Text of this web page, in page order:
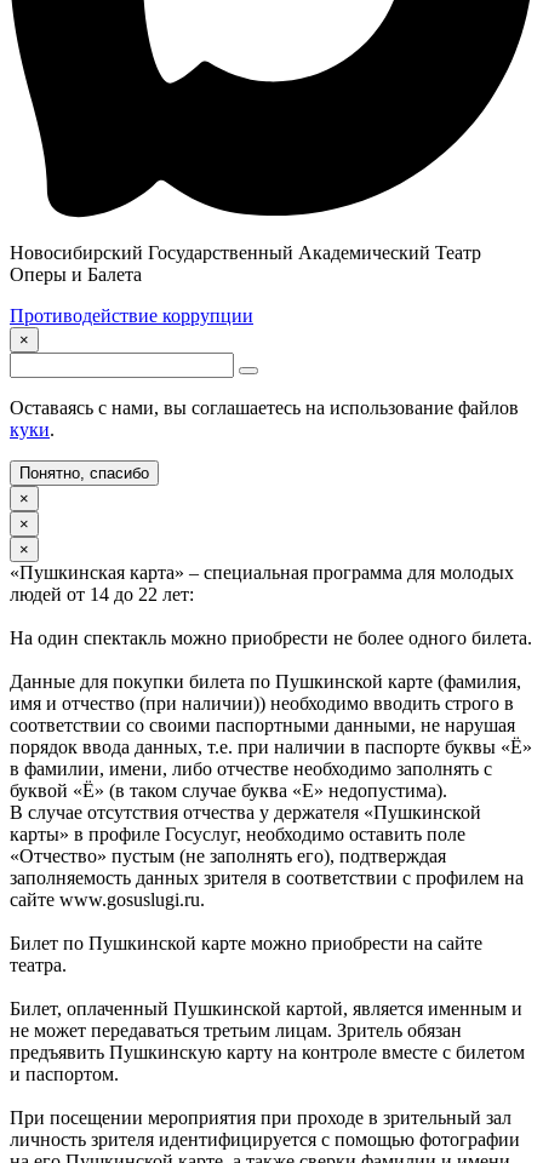
Новосибирский Государственный Академический Театр
Оперы и Балета
Противодействие коррупции
×
Оставаясь с нами, вы соглашаетесь на использование файлов
куки.
Понятно, спасибо
×
×
×
«Пушкинская карта» – специальная программа для молодых
людей от 14 до 22 лет:
На один спектакль можно приобрести не более одного билета.
Данные для покупки билета по Пушкинской карте (фамилия,
имя и отчество (при наличии)) необходимо вводить строго в
соответствии со своими паспортными данными, не нарушая
порядок ввода данных, т.е. при наличии в паспорте буквы «Ё»
в фамилии, имени, либо отчестве необходимо заполнять с
буквой «Ё» (в таком случае буква «Е» недопустима).
В случае отсутствия отчества у держателя «Пушкинской
карты» в профиле Госуслуг, необходимо оставить поле
«Отчество» пустым (не заполнять его), подтверждая
заполняемость данных зрителя в соответствии с профилем на
сайте www.gosuslugi.ru.
Билет по Пушкинской карте можно приобрести на сайте
театра.
Билет, оплаченный Пушкинской картой, является именным и
не может передаваться третьим лицам. Зритель обязан
предъявить Пушкинскую карту на контроле вместе с билетом
и паспортом.
При посещении мероприятия при проходе в зрительный зал
личность зрителя идентифицируется с помощью фотографии